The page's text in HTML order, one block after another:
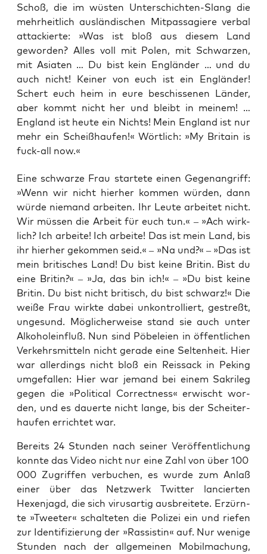
Schoß, die im wüsten Unterschichten-Slang die
mehrheitlich ausländischen Mitpassagiere verbal
attackierte: »Was ist bloß aus diesem Land
geworden? Alles voll mit Polen, mit Schwarzen,
mit Asiaten … Du bist kein Engländer … und du
auch nicht! Keiner von euch ist ein Engländer!
Schert euch heim in eure beschissenen Länder,
aber kommt nicht her und bleibt in meinem! …
England ist heute ein Nichts! Mein England ist nur
mehr ein Scheißhaufen!« Wörtlich: »My Britain is
fuck-all now.«
Eine schwar­ze Frau star­te­te einen Gegen­an­griff:
»Wenn wir nicht hier­her kom­men wür­den, dann
wür­de nie­mand arbei­ten. Ihr Leu­te arbei­tet nicht.
Wir müs­sen die Arbeit für euch tun.« – »Ach wirk­
lich? Ich arbei­te! Ich arbei­te! Das ist mein Land, bis
ihr hier­her gekom­men seid.« – »Na und?« – »Das ist
mein bri­ti­sches Land! Du bist kei­ne Bri­tin. Bist du
eine Bri­tin?« – »Ja, das bin ich!« – »Du bist kei­ne
Bri­tin. Du bist nicht bri­tisch, du bist schwarz!« Die
wei­ße Frau wirk­te dabei unkon­trol­liert, gestreßt,
unge­sund. Mög­li­cher­wei­se stand sie auch unter
Alko­hol­ein­fluß. Nun sind Pöbe­lei­en in öffent­li­chen
Ver­kehrs­mit­teln nicht gera­de eine Sel­ten­heit. Hier
war aller­dings nicht bloß ein Reis­sack in Peking
umge­fal­len: Hier war jemand bei einem Sakri­leg
gegen die »Poli­ti­cal Cor­rect­ness« erwischt wor­
den, und es dau­er­te nicht lan­ge, bis der Schei­ter­
hau­fen errich­tet war.
Bereits 24 Stun­den nach sei­ner Ver­öf­fent­li­chung
konn­te das Video nicht nur eine Zahl von über 100
000 Zugrif­fen ver­bu­chen, es wur­de zum Anlaß
einer über das Netz­werk Twit­ter lan­cier­ten
Hexen­jagd, die sich virus­ar­tig aus­brei­te­te. Erzürn­
te »Twee­ter« schal­te­ten die Poli­zei ein und rie­fen
zur Iden­ti­fi­zie­rung der »Ras­sis­tin« auf. Nur weni­ge
Stun­den nach der all­ge­mei­nen Mobil­ma­chung,